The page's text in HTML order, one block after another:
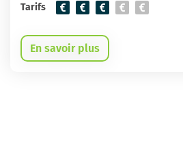
Tarifs
En savoir plus